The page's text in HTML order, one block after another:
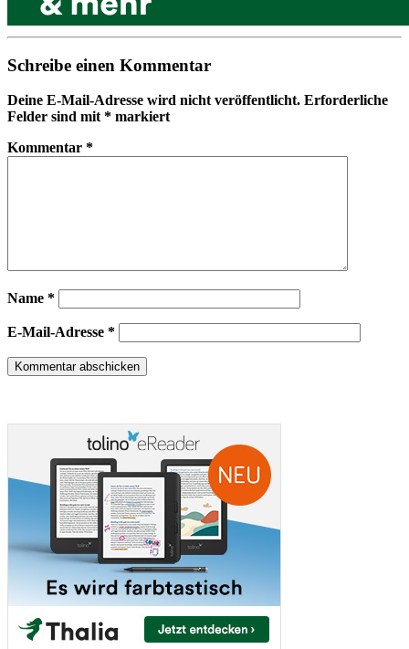
Schreibe einen Kommentar
Deine E-Mail-Adresse wird nicht veröffentlicht. Erforderliche
Felder sind mit* markiert
Kommentar *
Name *
E-Mail-Adresse *